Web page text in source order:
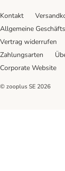
Kontakt
Allgemeine
Vertrag widerrufen
Zahlungsarten
Corporate Website
© zooplus SE 2026